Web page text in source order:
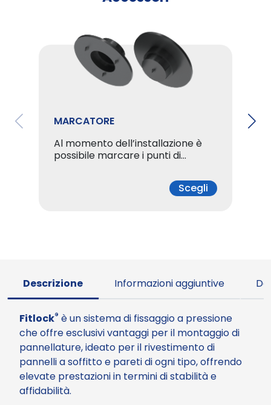
0
,
7
,
3
4
MARCATORE
Al momento dell’installazione è
possibile marcare i punti di…
Scegli
Descrizione Informazioni aggiuntive
Fitlock® è un sistema di fissaggio a pressione
che offre esclusivi vantaggi per il montaggio di
pannellature, ideato per il rivestimento di
pannelli a soffitto e pareti di ogni tipo, offrendo
elevate prestazioni in termini di stabilità e
affidabilità.